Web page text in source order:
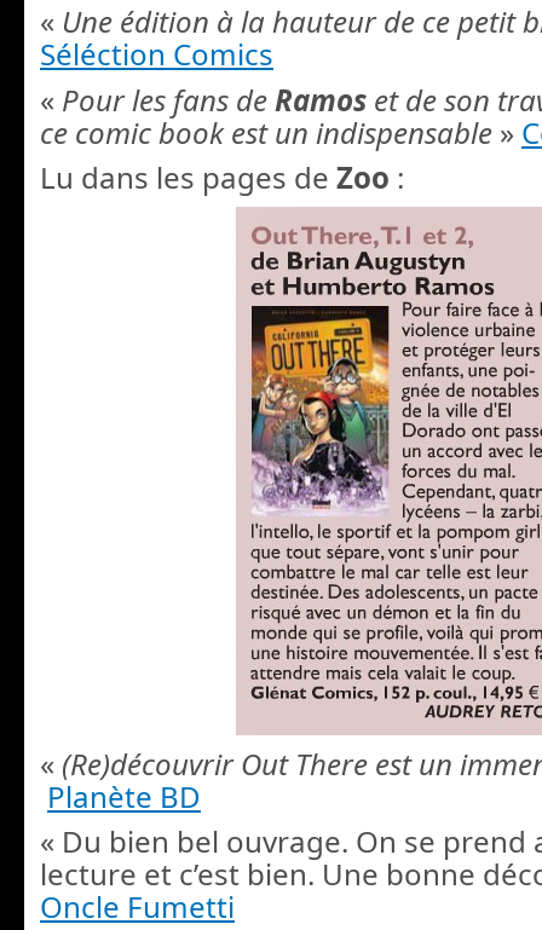
« Une édition à la hauteur de ce petit
Séléction Comics
« Pour les fans de Ramos et de son
ce comic book est un indispensable »
Lu dans les pages de Zoo :
« (Re)découvrirOut There est un
Planète BD
« Du bien bel ouvrage. On se prend
lecture et c’est bien. Une bonne
Oncle Fumetti